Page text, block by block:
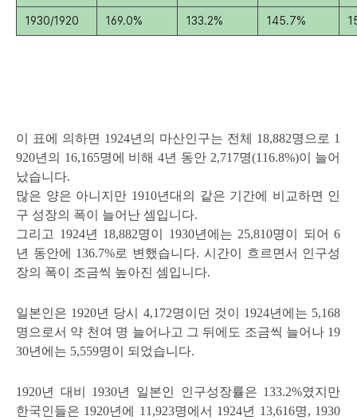
1930/1920 169.0% 133.2% 145.7%
이 표에 의하면 1924년의 마산인구는 전체 18,882명으로 1
920년의 16,165명에 비해 4년 동안 2,717명(116.8%)이 늘어
났습니다.
많은 양은 아니지만 1910년대의 같은 기간에 비교하면 인
구 성장의 폭이 늘어난 셈입니다.
그리고 1924년 18,882명이 1930년에는 25,810명이 되어 6
년 동안에 136.7%로 변했습니다. 시간이 흐르면서 인구성
장의 폭이 조금씩 높아진 셈입니다.
일본인은 1920년 당시 4,172명이던 것이 1924년에는 5,168
명으로서 약 천여 명 늘어나고 그 뒤에도 조금씩 늘어나 19
30년에는 5,559명이 되었습니다.
1920년 대비 1930년 일본인 인구성장률은 133.2%였지만
한국인들은 1920년에 11,923명에서 1924년 13,616명, 1930